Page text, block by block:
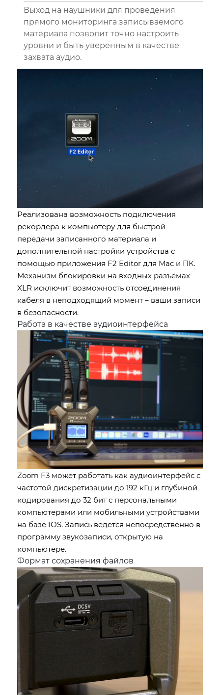
Выход на наушники для проведения
прямого мониторинга записываемого
материала позволит точно настроить
уровни и быть уверенным в качестве
захвата аудио.
Реализована возможность подключения
рекордера к компьютеру для быстрой
передачи записанного материала и
дополнительной настройки устройства с
помощью приложения F2 Editor для Mac и ПК.
Механизм блокировки на входных разъёмах
XLR исключит возможность отсоединения
кабеля в неподходящий момент – ваши записи
в безопасности.
Работа в качестве аудиоинтерфейса
Zoom F3 может работать как аудиоинтерфейс с
частотой дискретизации до 192 кГц и глубиной
кодирования до 32 бит с персональными
компьютерами или мобильными устройствами
на базе IOS. Запись ведётся непосредственно в
программу звукозаписи, открытую на
компьютере.
Формат сохранения файлов